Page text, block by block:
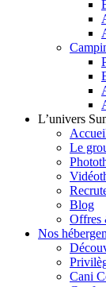
L’univers
Le
Blog
Offres
Nos
Cani